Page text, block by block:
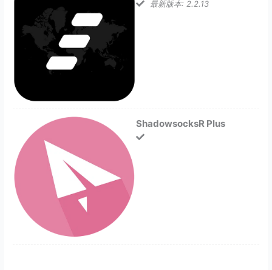
最新版本: 2.2.13
ShadowsocksR Plus